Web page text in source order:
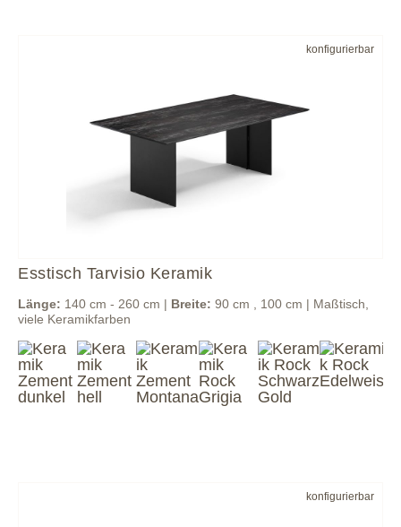
konfigurierbar
Esstisch Tarvisio Keramik
Länge: 140 cm - 260 cm | Breite: 90 cm , 100 cm | Maßtisch,
viele Keramikfarben
konfigurierbar